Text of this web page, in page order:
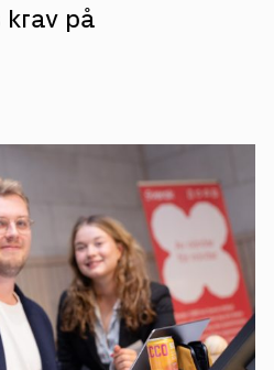
krav på